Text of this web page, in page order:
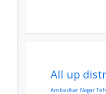
All up
Ambedkar Nagar